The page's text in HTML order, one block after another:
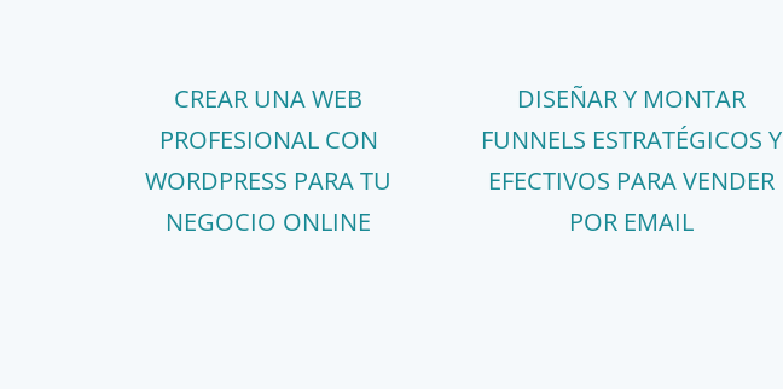
CREAR UNA WEB
PROFESIONAL CON
WORDPRESS PARA TU
NEGOCIO ONLINE
DISEÑAR Y MONTAR
FUNNELS ESTRATÉGICOS Y
EFECTIVOS PARA VENDER
POR EMAIL